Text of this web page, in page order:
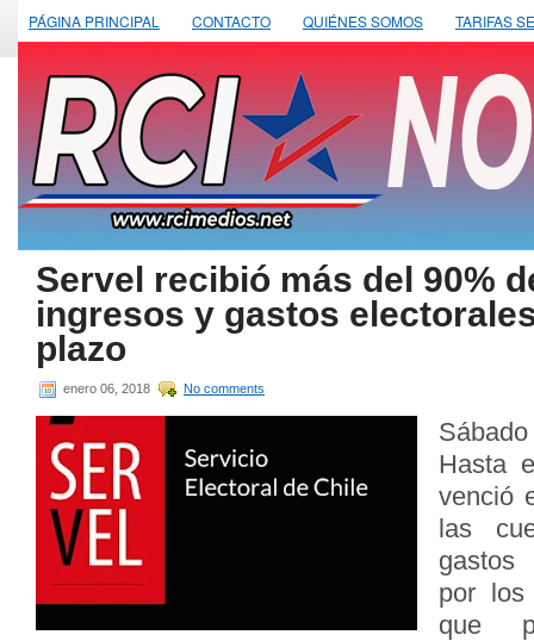
PÁGINA PRINCIPAL CONTACTO QUIÉNES SOMOS TARIFAS
Servel recibió más del 90%
ingresos y gastos
plazo
enero 06, 2018 No comments
Hasta
venció
las
gastos
por los
que